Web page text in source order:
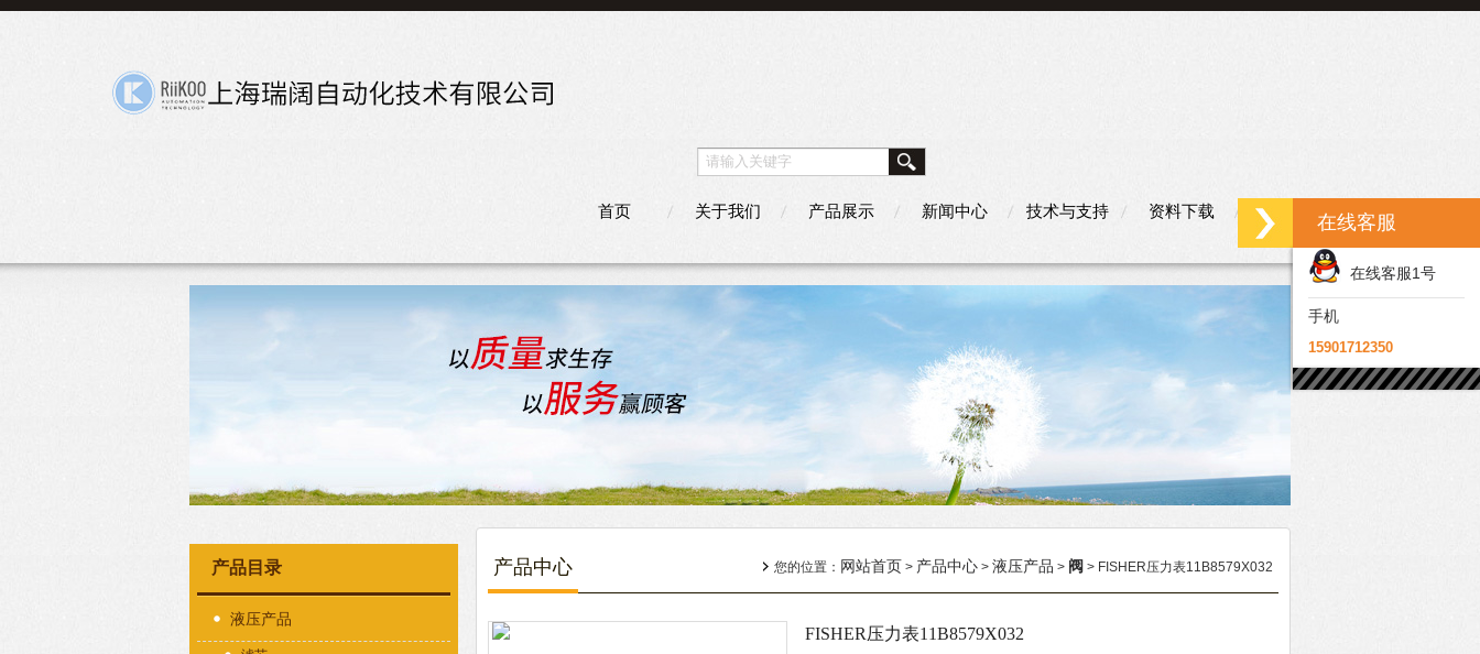
首页 关于我们 产品展示 新闻中心 技术与支持 资料下载 联系我们
产品目录
液压产品
产品中心 您的位置： 网站首页 > 产品中心 > 液压产品 > 阀 > FISHER压力表11B8579X032
FISHER压力表11B8579X032
在线客服
在线客服1号
手机
15901712350